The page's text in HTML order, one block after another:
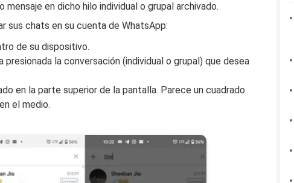
en dicho hilo individual o grupal archivado.
sus chats en su cuenta de WhatsApp:
de su dispositivo.
presionada la conversación (individual o grupal) que desea
en la parte superior de la pantalla. Parece un cuadrado
el medio.